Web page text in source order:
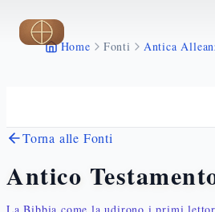
Vai al contenuto principale
Home Fonti Antica
Torna alle Fonti
Antico